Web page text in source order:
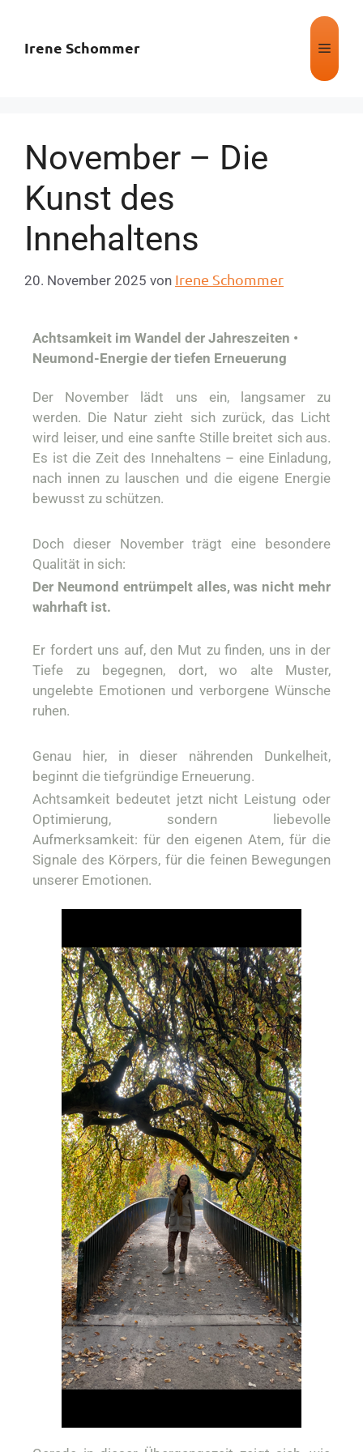
Irene Schommer
November – Die
Kunst des
Innehaltens
20. November 2025 von Irene Schommer
Achtsamkeit im Wandel der Jahreszeiten •
Neumond-Energie der tiefen Erneuerung
Der November lädt uns ein, langsamer zu
werden. Die Natur zieht sich zurück, das Licht
wird leiser, und eine sanfte Stille breitet sich aus.
Es ist die Zeit des Innehaltens – eine Einladung,
nach innen zu lauschen und die eigene Energie
bewusst zu schützen.
Doch dieser November trägt eine besondere
Qualität in sich:
Der Neumond entrümpelt alles, was nicht mehr
wahrhaft ist.
Er fordert uns auf, den Mut zu finden, uns in der
Tiefe zu begegnen, dort, wo alte Muster,
ungelebte Emotionen und verborgene Wünsche
ruhen.
Genau hier, in dieser nährenden Dunkelheit,
beginnt die tiefgründige Erneuerung.
Achtsamkeit bedeutet jetzt nicht Leistung oder
Optimierung, sondern liebevolle
Aufmerksamkeit: für den eigenen Atem, für die
Signale des Körpers, für die feinen Bewegungen
unserer Emotionen.